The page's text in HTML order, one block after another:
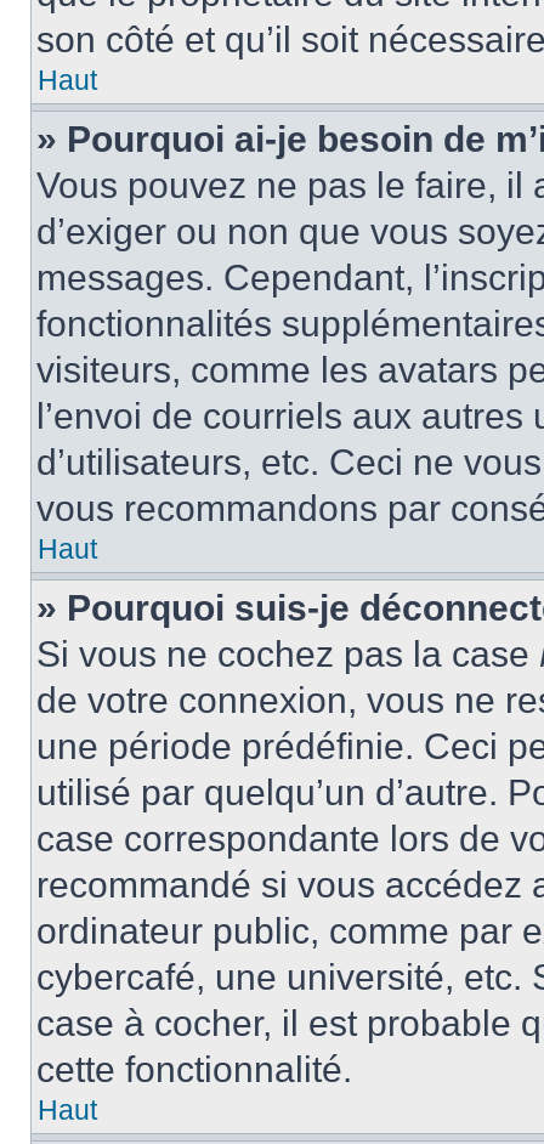
son côté et qu’il soit
Haut
» Pourquoi ai-je besoin de
Vous pouvez ne pas le faire, il
d’exiger ou non que vous
messages. Cependant,
fonctionnalités
visiteurs, comme les avatars
l’envoi de courriels aux
d’utilisateurs, etc. Ceci ne
vous recommandons par
Haut
» Pourquoi suis-je
Si vous ne cochez pas la case
de votre connexion, vous ne
une période prédéfinie. Ceci
utilisé par quelqu’un d’autre.
case correspondante lors de
recommandé si vous accédez
ordinateur public, comme par
cybercafé, une université, etc.
case à cocher, il est probable
cette fonctionnalité.
Haut